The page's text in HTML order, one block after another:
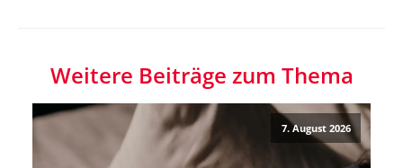
Weitere Beiträge zum Thema
7. August 2026